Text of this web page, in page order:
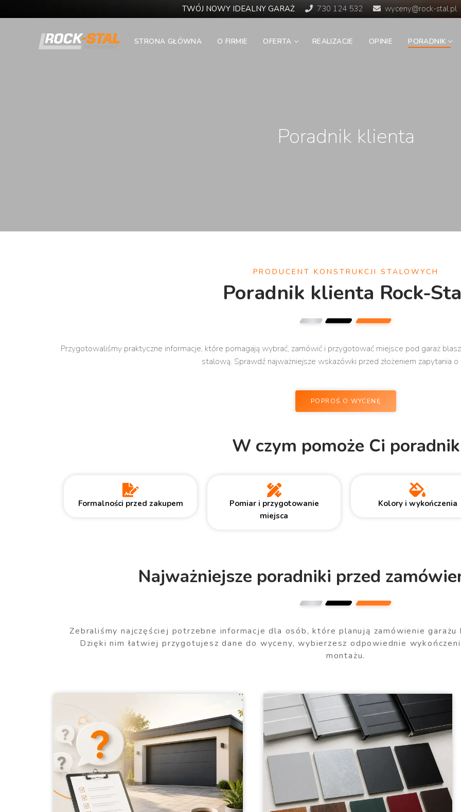
TWÓJ NOWY IDEALNY GARAŻ 730 124 532 wyceny@rock-stal.pl
STRONA GŁÓWNA O FIRMIE OFERTA REALIZACJE OPINIE PORADNIK
Poradnik klienta
PRODUCENT KONSTRUKCJI STALOWYCH
Poradnik klienta Rock-
Przygotowaliśmy praktyczne informacje, które pomagają wybrać, zamówić i przygotować miejsce pod garaż
stalową. Sprawdź najważniejsze wskazówki przed złożeniem zapytania
POPROŚ O WYCENĘ
W czym pomoże Ci poradnik
Formalności przed zakupem
Pomiar i przygotowanie
miejsca
Kolory i wykończenia
Najważniejsze poradniki przed
Zebraliśmy najczęściej potrzebne informacje dla osób, które planują zamówienie
Dzięki nim łatwiej przygotujesz dane do wyceny, wybierzesz odpowiednie
montażu.